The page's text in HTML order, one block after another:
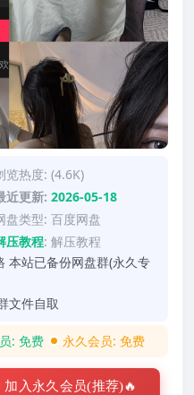
览热度: (4.6K)
近更新: 2026-05-18
盘类型: 百度网盘
压教程: 解压教程
本站已备份网盘群(永久专
文件自取
: 免费 永久会员: 免费
加入永久会员(推荐)🔥